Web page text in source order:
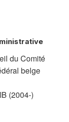
du Comité
belge
(2004-)